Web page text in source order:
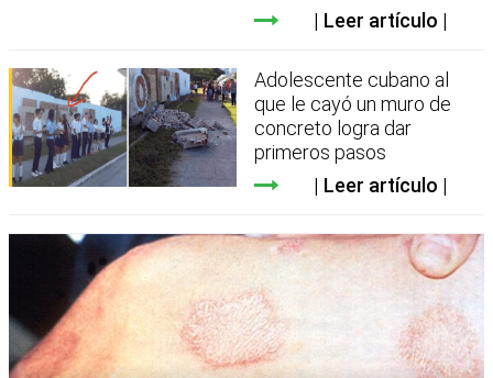
Leer artículo
Adolescente cubano al
que le cayó un muro de
concreto logra dar
primeros pasos
Leer artículo